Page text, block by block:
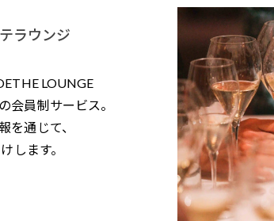
ラウンジ
LOUNGE
会員制サービス。
を通じて、
します。